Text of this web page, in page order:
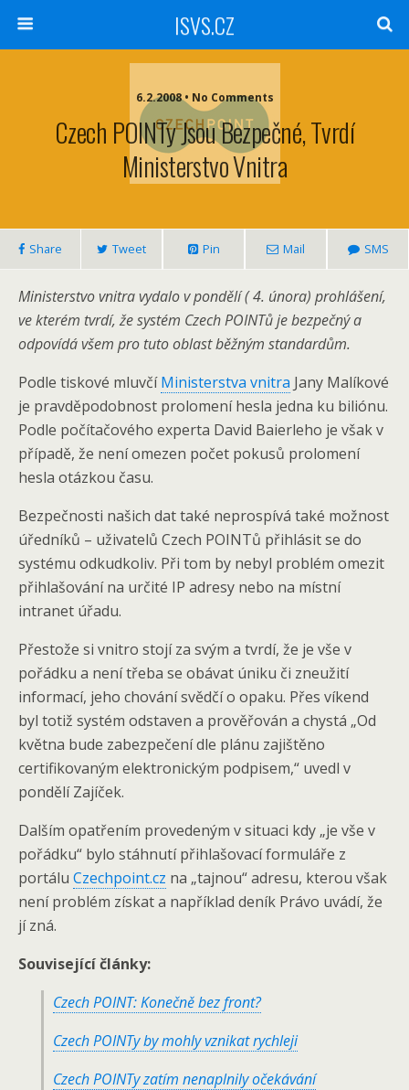
ISVS.CZ
6.2.2008 • No Comments
Czech POINTy Jsou Bezpečné, Tvrdí
Ministerstvo Vnitra
Share Tweet Pin Mail SMS
Ministerstvo vnitra vydalo v pondělí ( 4. února) prohlášení,
ve kterém tvrdí, že systém Czech POINTů je bezpečný a
odpovídá všem pro tuto oblast běžným standardům.
Podle tiskové mluvčíMinisterstva vnitra Jany Malíkové
je pravděpodobnost prolomení hesla jedna ku biliónu.
Podle počítačového experta David Baierleho je však v
případě, že není omezen počet pokusů prolomení
hesla otázkou času.
Bezpečnosti našich dat také neprospívá také možnost
úředníků – uživatelů Czech POINTů přihlásit se do
systému odkudkoliv. Při tom by nebyl problém omezit
přihlašování na určité IP adresy nebo na místní
intranet úřadu.
Přestože si vnitro stojí za svým a tvrdí, že je vše v
pořádku a není třeba se obávat úniku či zneužití
informací, jeho chování svědčí o opaku. Přes víkend
byl totiž systém odstaven a prověřován a chystá „Od
května bude zabezpečení dle plánu zajištěno
certifikovaným elektronickým podpisem,“ uvedl v
pondělí Zajíček.
Dalším opatřením provedeným v situaci kdy „je vše v
pořádku“ bylo stáhnutí přihlašovací formuláře z
portálu Czechpoint.cz na „tajnou“ adresu, kterou však
není problém získat a například deník Právo uvádí, že
jí zná.
Související články:
Czech POINT: Konečně bez front?
Czech POINTy by mohly vznikat rychleji
Czech POINTy zatím nenaplnily očekávání